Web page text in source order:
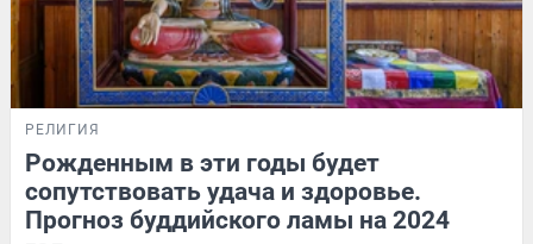
РЕЛИГИЯ
Рожденным в эти годы будет
сопутствовать удача и здоровье.
Прогноз буддийского ламы на 2024